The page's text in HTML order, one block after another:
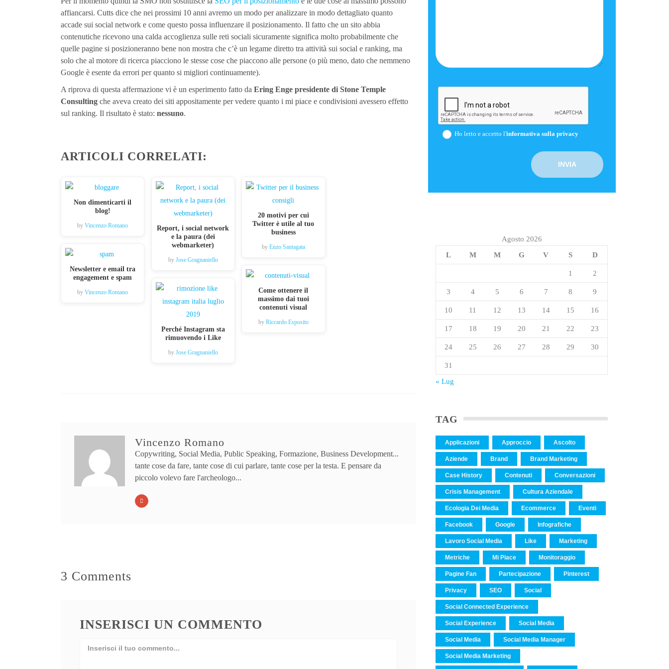
affiancarsi. Cutts dice che nei prossimi 10 anni avremo un modo per analizzare in modo dettagliato quanto
accade sui social network e come questo possa influenzare il posizionamento. Il fatto che un sito abbia
contenutiche ricevono una calda accoglienza sulle reti sociali sicuramente significa molto probabilmente che
quelle pagine si posizioneranno bene non mostra che c’è un legame diretto tra attività sui social e ranking, ma
solo che al motore di ricerca piacciono le stesse cose che piaccono alle persone (o più meno, dato che nemmeno
Google è esente da errori per quanto si migliori continuamente).
A riprova di questa affermazione vi è un esperimento fatto da Ering Enge presidente di Stone Temple
Consulting che aveva creato dei siti appositamente per vedere quanto i mi piace e condivisioni avessero effetto
sul ranking. Il risultato è stato: nessuno.
ARTICOLI CORRELATI:
Non dimenticarti il
blog!
byVincenzo Romano
Newsletter e email tra
engagement e spam
byVincenzo Romano
Report, i social network
e la paura (dei
webmarketer)
by Jose Gragnaniello
Perché Instagram sta
rimuovendo i Like
by Jose Gragnaniello
20 motivi per cui
Twitter è utile al tuo
business
by Enzo Santagata
Come ottenere il
massimo dai tuoi
contenuti visual
by Riccardo Esposito
Vincenzo Romano
Copywriting, Social Media, Public Speaking, Formazione, Business Development...
tante cose da fare, tante cose di cui parlare, tante cose per la testa. E pensare da
piccolo volevo fare l'archeologo...
3 Comments
INSERISCI UN COMMENTO
Ho letto e accetto l'informativa sulla privacy
Agosto 2026
L
M M G V S D
1 2
3 4 5 6 7 8 9
10 11 12 13 14 15 16
17 18 19 20 21 22 23
24 25 26 27 28 29 30
31
« Lug
TAG
Applicazioni Approccio Ascolto
Aziende Brand Brand Marketing
Case History Contenuti Conversazioni
Crisis Management Cultura Aziendale
Ecologia Dei Media Ecommerce Eventi
Facebook Google Infografiche
Lavoro Social Media Like Marketing
Metriche Mi Piace Monitoraggio
Pagine Fan Partecipazione Pinterest
Privacy SEO Social
Social Connected Experience
Social Experience Social Media
Social Media Social Media Manager
Social Media Marketing